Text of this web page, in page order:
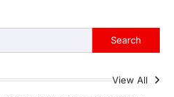
Search
View All
में एक नियोक्ता गिरफ्तार